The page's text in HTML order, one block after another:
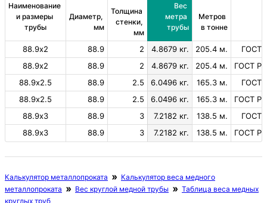
Наименование
и размеры
трубы
Диаметр,
мм
Толщина
стенки,
мм
Вес
метра
трубы
Метров
в тонне
88.9х2 88.9 2 4.8679 кг. 205.4 м.
ГОСТ
88.9х2
88.9 2 4.8679 кг. 205.4 м.
ГОСТ Р
88.9х2.5
88.9 2.5 6.0496 кг. 165.3 м.
ГОСТ
88.9х2.5
88.9 2.5 6.0496 кг. 165.3 м.
ГОСТ Р
88.9х3
88.9 3 7.2182 кг. 138.5 м.
ГОСТ
88.9х3
88.9 3 7.2182 кг. 138.5 м. ГОСТ Р
Калькулятор металлопроката
Калькулятор веса медного
металлопроката
Вес круглой медной трубы
Таблица веса медных
круглых труб